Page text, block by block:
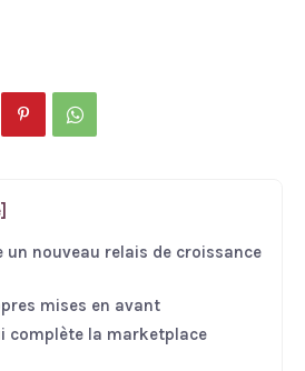
un nouveau relais de croissance
mises en avant
complète la marketplace